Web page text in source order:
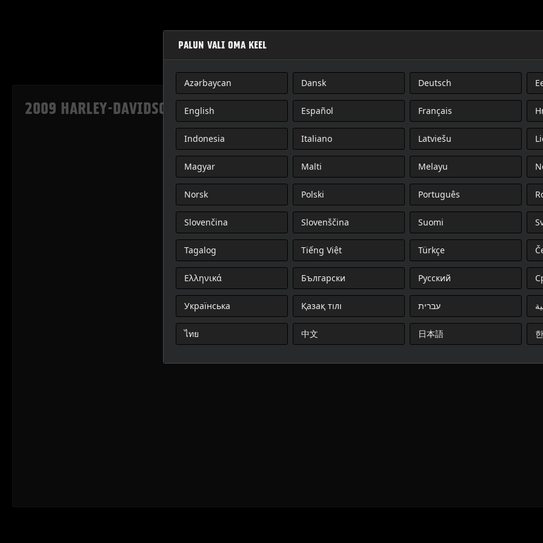
2009 HARLEY-DAVIDSON® OWNER'S MANUAL: VRSC MODELS
PALUN VALI OMA KEEL
Azərbaycan Dansk Deutsch
English Español Français
Indonesia Italiano Latviešu
Magyar Malti Melayu
Norsk Polski Português
Slovenčina Slovenščina Suomi
Tagalog Tiếng Việt Türkçe
Ελληνικά Български Русский
Українська Қазақ тілі עברית
ไทย 中文 日本語